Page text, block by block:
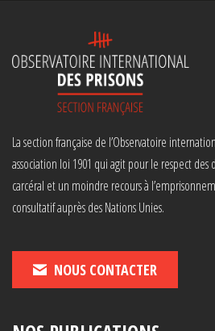
La section française de l’Observatoire
association loi 1901 qui agit pour le respect
carcéral et un moindre recours à
consultatif auprès des Nations Unies.
NOUS CONTACTER